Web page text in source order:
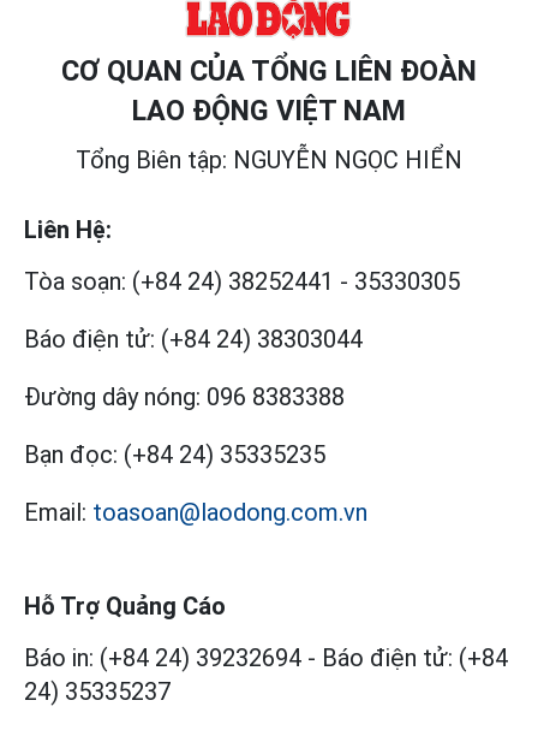
CƠ QUAN CỦA TỔNG LIÊN ĐOÀN
LAO ĐỘNG VIỆT NAM
Tổng Biên tập: NGUYỄN NGỌC HIỂN
Liên Hệ:
Tòa soạn: (+84 24) 38252441 - 35330305
Báo điện tử: (+84 24) 38303044
Đường dây nóng: 096 8383388
Bạn đọc: (+84 24) 35335235
Email: toasoan@laodong.com.vn
Hỗ Trợ Quảng Cáo
Báo in: (+84 24) 39232694 - Báo điện tử: (+84
24) 35335237